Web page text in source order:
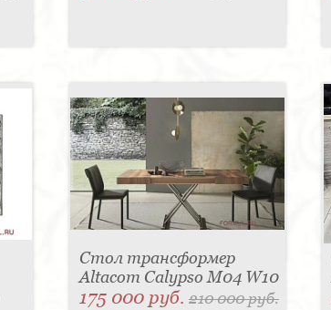
Стол трансформер
Altacom Calypso M04 W10
175 000 руб. 210 000 руб.